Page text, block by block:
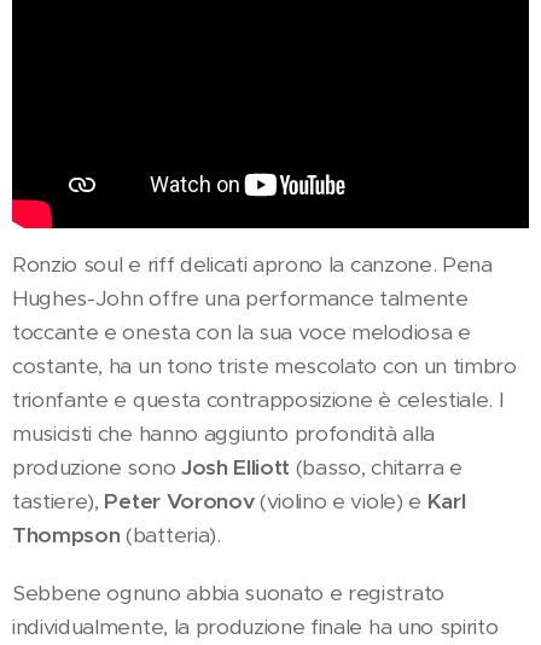
Ronzio soul e riff delicati aprono la canzone. Pena
Hughes-John offre una performance talmente
toccante e onesta con la sua voce melodiosa e
costante, ha un tono triste mescolato con un timbro
trionfante e questa contrapposizione è celestiale. I
musicisti che hanno aggiunto profondità alla
produzione sono Josh Elliott (basso, chitarra e
tastiere), Peter Voronov(violino e viole) e Karl
Thompson (batteria).
Sebbene ognuno abbia suonato e registrato
individualmente, la produzione finale ha uno spirito